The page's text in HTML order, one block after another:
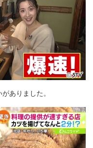
ありました。